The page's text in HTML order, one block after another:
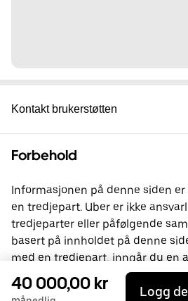
Kontakt brukerstøtten
Forbehold
Informasjonen på denne siden
en tredjepart. Uber er ikke
tredjeparter eller påfølgende
basert på innholdet på denne
med en tredjepart, inngår du en
vedkommende. Uber er ikke part
kontakte tredjeparten direkte
40 000,00 kr Logg